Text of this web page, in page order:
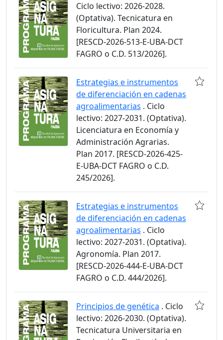
Ciclo lectivo: 2026-2028.
(Optativa). Tecnicatura en
Floricultura. Plan 2024.
[RESCD-2026-513-E-UBA-DCT
FAGRO o C.D. 513/2026].
Estrategias e instrumentos
de diferenciación en cadenas
agroalimentarias . Ciclo
lectivo: 2027-2031. (Optativa).
Licenciatura en Economía y
Administración Agrarias.
Plan 2017. [RESCD-2026-425-
E-UBA-DCT FAGRO o C.D.
245/2026].
Estrategias e instrumentos
de diferenciación en cadenas
agroalimentarias . Ciclo
lectivo: 2027-2031. (Optativa).
Agronomía. Plan 2017.
[RESCD-2026-444-E-UBA-DCT
FAGRO o C.D. 444/2026].
Principios de genética . Ciclo
lectivo: 2026-2030. (Optativa).
Tecnicatura Universitaria en